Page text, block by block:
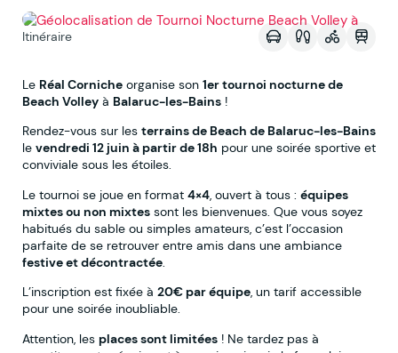
Itinéraire
Le Réal Corniche organise son 1er tournoi nocturne de
Beach Volley à Balaruc-les-Bains !
Rendez-vous sur les terrains de Beach de Balaruc-les-Bains
le vendredi 12 juin à partir de 18h pour une soirée sportive et
conviviale sous les étoiles.
Le tournoi se joue en format 4×4, ouvert à tous : équipes
mixtes ou non mixtes sont les bienvenues. Que vous soyez
habitués du sable ou simples amateurs, c’est l’occasion
parfaite de se retrouver entre amis dans une ambiance
festive et décontractée.
L’inscription est fixée à 20€ par équipe, un tarif accessible
pour une soirée inoubliable.
Attention, les places sont limitées ! Ne tardez pas à